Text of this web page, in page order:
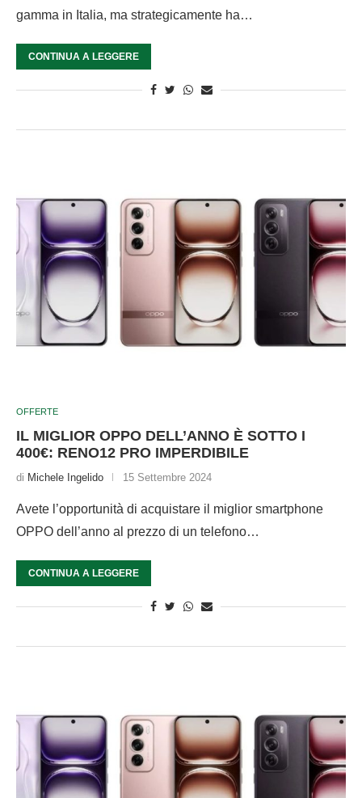
gamma in Italia, ma strategicamente ha…
CONTINUA A LEGGERE
OFFERTE
IL MIGLIOR OPPO DELL’ANNO È SOTTO I
400€: RENO12 PRO IMPERDIBILE
di Michele Ingelido 15 Settembre 2024
Avete l’opportunità di acquistare il miglior smartphone
OPPO dell’anno al prezzo di un telefono…
CONTINUA A LEGGERE